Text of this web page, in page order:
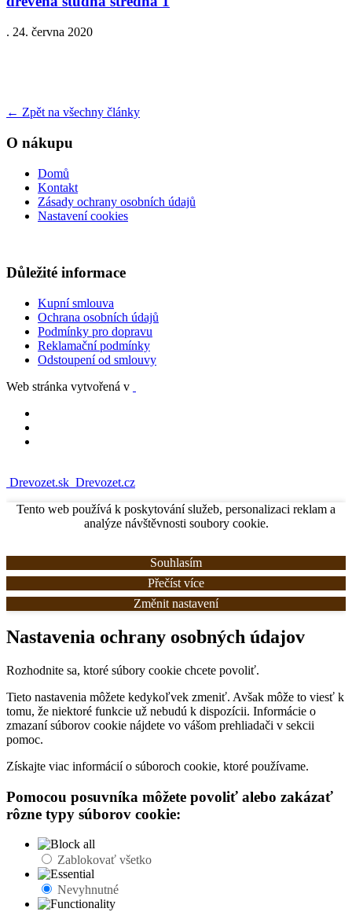
. 24. června 2020
← Zpět na všechny články
O nákupu
Domů
Kontakt
Zásady ochrany osobních údajů
Nastavení cookies
Důležité informace
Kupní smlouva
Ochrana osobních údajů
Podmínky pro dopravu
Reklamační podmínky
Odstoupení od smlouvy
Web stránka vytvořená v
Drevozet.sk Drevozet.cz
Tento web používá k poskytování služeb, personalizaci reklam a
analýze návštěvnosti soubory cookie.
Souhlasím
Přečíst více
Změnit nastavení
Nastavenia ochrany osobných údajov
Rozhodnite sa, ktoré súbory cookie chcete povoliť.
Tieto nastavenia môžete kedykoľvek zmeniť. Avšak môže to viesť k
tomu, že niektoré funkcie už nebudú k dispozícii. Informácie o
zmazaní súborov cookie nájdete vo vášom prehliadači v sekcii
pomoc.
Získajte viac informácií o súboroch cookie, ktoré používame.
Pomocou posuvníka môžete povoliť alebo zakázať
rôzne typy súborov cookie:
Zablokovať všetko
Nevyhnutné